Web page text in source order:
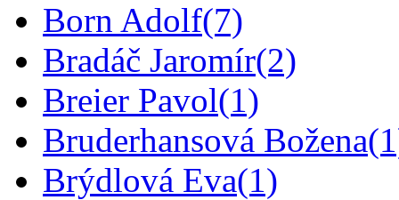
Born Adolf(7)
Bradáč Jaromír(2)
Breier Pavol(1)
Bruderhansová Božena
Brýdlová Eva(1)